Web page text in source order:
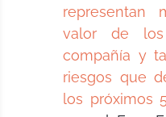
representan
valor de
compañía y
riesgos que
los próximos